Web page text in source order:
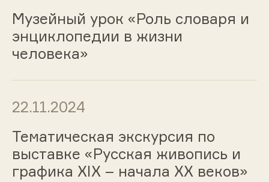
Музейный урок «Роль словаря и
энциклопедии в жизни
человека»
22.11.2024
Тематическая экскурсия по
выставке «Русская живопись и
графика ХIХ – начала ХХ веков»